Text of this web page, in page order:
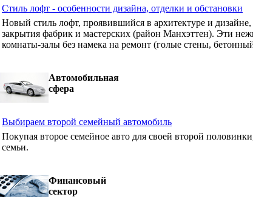
Стиль лофт - особенности дизайна, отделки и обстановки
Новый стиль лофт, проявившийся в архитектуре и
закрытия фабрик и мастерских (район Манхэттен). Эти
комнаты-залы без намека на ремонт (голые стены,
Автомобильная
сфера
Выбираем второй семейный автомобиль
Покупая второе семейное авто для своей второй
семьи.
Финансовый
сектор